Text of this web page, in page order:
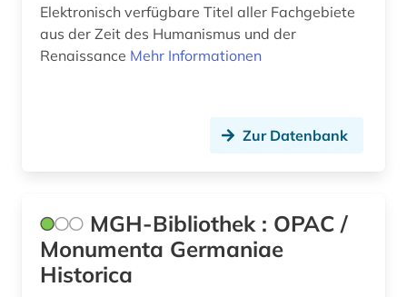
auswanderung (4)
ausweisung (1)
autograph (8)
av-medienarbeit (1)
Lettland (5)
Liechtenstein (2)
Moldawien (5)
Elektronisch verfügbare Titel aller Fachgebiete
aus der Zeit des Humanismus und der
Renaissance Mehr Informationen
Zur Datenbank
MGH-Bibliothek : OPAC /
Monumenta Germaniae
Historica